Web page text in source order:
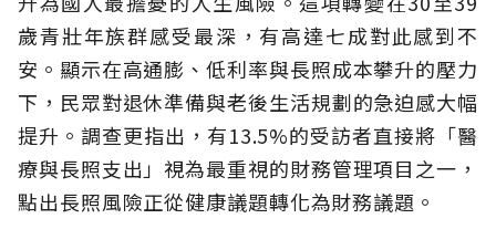
歲青壯年族群感受最深，有高達七成對此感到不
安。顯示在高通膨、低利率與長照成本攀升的壓力
下，民眾對退休準備與老後生活規劃的急迫感大幅
提升。調查更指出，有13.5%的受訪者直接將「醫
療與長照支出」視為最重視的財務管理項目之一，
點出長照風險正從健康議題轉化為財務議題。